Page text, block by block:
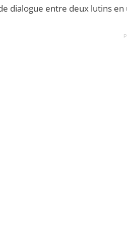
dialogue entre deux lutins en